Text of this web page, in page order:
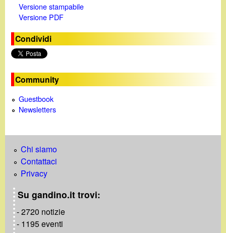
Versione stampabile
Versione PDF
Condividi
Community
Guestbook
Newsletters
Chi siamo
Contattaci
Privacy
Su gandino.it trovi:
- 2720 notizie
- 1195 eventi